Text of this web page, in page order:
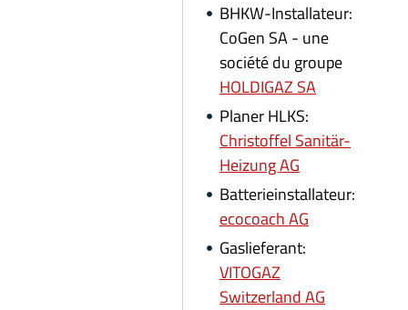
BHKW-Installateur:
CoGen SA - une
société du groupe
HOLDIGAZ SA
Planer HLKS:
Christoffel Sanitär-
Heizung AG
Batterieinstallateur:
ecocoach AG
Gaslieferant:
VITOGAZ
Switzerland AG